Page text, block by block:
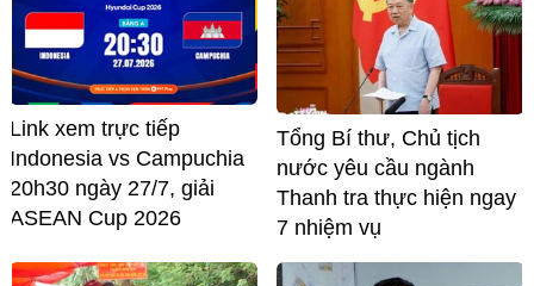
Link xem trực tiếp
Indonesia vs Campuchia
20h30 ngày 27/7, giải
ASEAN Cup 2026
Tổng Bí thư, Chủ tịch
nước yêu cầu ngành
Thanh tra thực hiện ngay
7 nhiệm vụ